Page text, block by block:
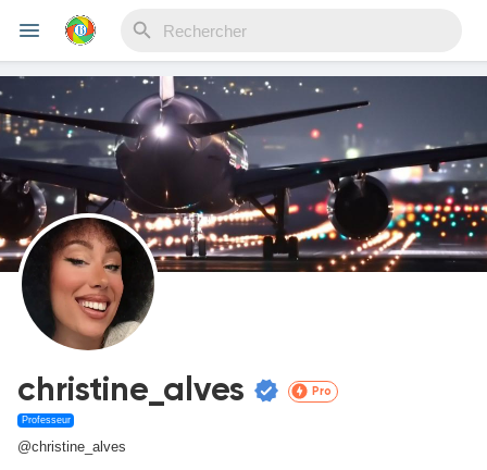
Reels
Découvrir Evènements
Mes événements
Découvrir Blogs
christine_alves Pro
Professeur
@christine_alves